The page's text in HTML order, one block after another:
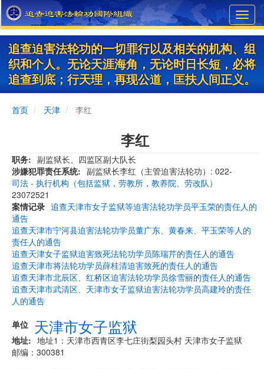
Skip
to
main
content
追查迫害法轮功的一切罪行以及相关的机构、组
织和个人。无论天涯海角，无论时日长短，必将
追查到底；行天理，再现公道，匡扶人间正义。
首页 天津 李红
李红
职务
副监狱长、四监区副大队长
涉嫌犯罪责任系统
司法 - 执行机构（包括监狱，劳教所，教养院、劳改队）
副监狱长李红（主管迫害法轮功）: 022-
23072521
案情记录 追查天津市女子监狱等迫害法轮功学员平玉荣的责任人的
通告
追查天津市宁河县迫害法轮功学员董广东、黄春来、平玉荣等人的
责任人的通告
追查天津女子监狱迫害致死法轮功学员陈瑞芹的责任人的通告
追查天津市将法轮功学员薛桂清迫害致死的责任人的通告
追查天津市北辰区、红桥区迫害法轮功学员徐雪丽的责任人的通告
追查天津市武清区、天津市女子监狱迫害法轮功学员高建玲的责任
人的通告
单位 天津市女子监狱
地址
地址1：天津市西青区李七庄街梨园头村 天津市女子监狱
邮编：300381